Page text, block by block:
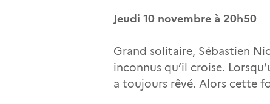
Jeudi 10 novembre à 20h50
Grand solitaire, Sébastien
inconnus qu’il croise.
a toujours rêvé. Alors cette